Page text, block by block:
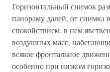
Горизонтальный снимок
панораму далей, от снимка
спокойствием, в нем
воздушных масс,
всякое фронтальное
особенно при низком